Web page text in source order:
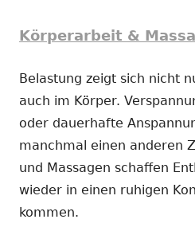
Körperarbeit &
Belastung zeigt sich nicht
auch im Körper.
oder dauerhafte
manchmal einen anderen
und Massagen schaffen
wieder in einen ruhigen
kommen.